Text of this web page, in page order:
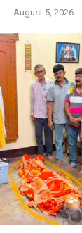
August 5, 2026